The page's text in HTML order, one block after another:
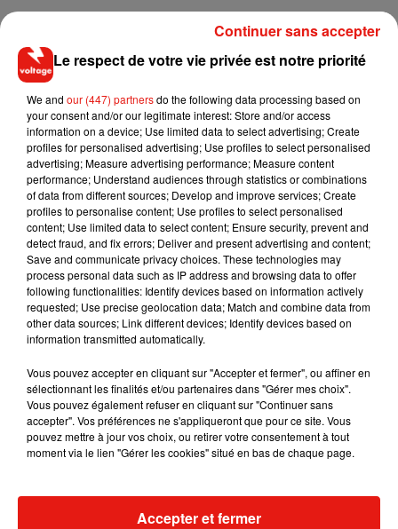
Musique
7 août 2026
RÜFÜS DU SOL annonce un nouvel
album après sa tournée mondiale
7 août 2026
Angèle et Amélie Lens dévoilent leur
collaboration tant attendue
6 août 2026
Il y a 10 ans, DJ Snake changeait de
dimension avec son premier...
3 août 2026
Le respect de votre vie privée est notre priorité
We and our (447) partnersdo the following data processing based on
your consent and/or our legitimate interest: Store and/or access
information on a device; Use limited data to select advertising; Create
profiles for personalised advertising; Use profiles to select personalised
advertising; Measure advertising performance; Measure content
performance; Understand audiences through statistics or combinations
of data from different sources; Develop and improve services; Create
profiles to personalise content; Use profiles to select personalised
content; Use limited data to select content; Ensure security, prevent and
detect fraud, and fix errors; Deliver and present advertising and content;
Save and communicate privacy choices. These technologies may
process personal data such as IP address and browsing data to offer
following functionalities: Identify devices based on information actively
requested; Use precise geolocation data; Match and combine data from
other data sources; Link different devices; Identify devices based on
information transmitted automatically.
Vous pouvez accepter en cliquant sur "Accepter et fermer", ou affiner en
sélectionnant les finalités et/ou partenaires dans "Gérer mes choix".
Vous pouvez également refuser en cliquant sur "Continuer sans
accepter". Vos préférences ne s'appliqueront que pour ce site. Vous
pouvez mettre à jour vos choix, ou retirer votre consentement à tout
moment via le lien "Gérer les cookies" situé en bas de chaque page.
Accepter et fermer
Continuer sans accepter